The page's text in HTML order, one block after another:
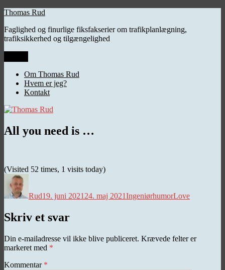
Videre
indhold
Thomas Rud
Faglighed og finurlige fiksfakserier om trafikplanlægning,
trafiksikkerhed og tilgængelighed
Om Thomas Rud
Hvem er jeg?
Kontakt
All you need is …
(Visited 52 times, 1 visits today)
Rud19. juni 2021 24. maj 2021IngeniørhumorLove
Skriv et svar
Din e-mailadresse vil ikke blive publiceret. Krævede felter er
markeret med *
Kommentar *